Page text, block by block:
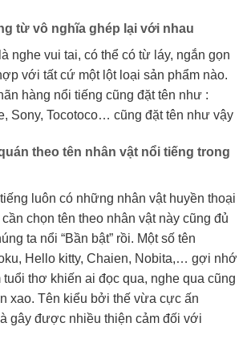
từ vô nghĩa ghép lại với nhau
nghe vui tai, có thể có từ láy, ngắn gọn
với tất cứ một lột loại sản phẩm nào.
hàng nổi tiếng cũng đặt tên như :
Sony, Tocotoco… cũng đặt tên như vậy
theo tên nhân vật nổi tiếng trong
luôn có những nhân vật huyền thoại
chọn tên theo nhân vật này cũng đủ
ta nổi “Bần bật” rồi. Một số tên
Hello kitty, Chaien, Nobita,… gợi nhớ
thơ khiến ai đọc qua, nghe qua cũng
xao. Tên kiểu bởi thế vừa cực ấn
gây được nhiều thiện cảm đối với